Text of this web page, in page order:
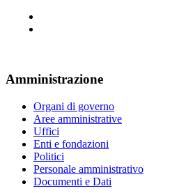
Amministrazione
Organi di governo
Aree amministrative
Uffici
Enti e fondazioni
Politici
Personale amministrativo
Documenti e Dati